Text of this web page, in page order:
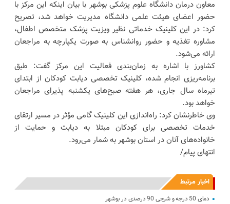
معاون درمان دانشگاه علوم پزشکی بوشهر با بیان اینکه این مرکز با
حضور اعضای هیئت علمی دانشگاه مدیریت خواهد شد، تصریح
کرد: در این کلینیک خدماتی نظیر ویزیت پزشک متخصص اطفال،
مشاوره تغذیه و حضور روانشناس به صورت یکپارچه به مراجعان
ارائه می‌شود.
کشاورز با اشاره به زمان‌بندی فعالیت این مرکز گفت: طبق
برنامه‌ریزی انجام شده، کلینیک تخصصی دیابت کودکان از ابتدای
تیرماه سال جاری، هر هفته صبح‌های یکشنبه پذیرای مراجعان
خواهد بود.
وی خاطرنشان کرد: راه‌اندازی این کلینیک گامی مؤثر در مسیر ارتقای
خدمات تخصصی برای کودکان مبتلا به دیابت و حمایت از
خانواده‌های آنان در استان بوشهر به شمار می‌رود.
انتهای پیام/
اخبار مرتبط
دمای 50 درجه و شرجی 90 درصدی در بوشهر